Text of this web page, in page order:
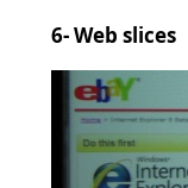
6- Web slices